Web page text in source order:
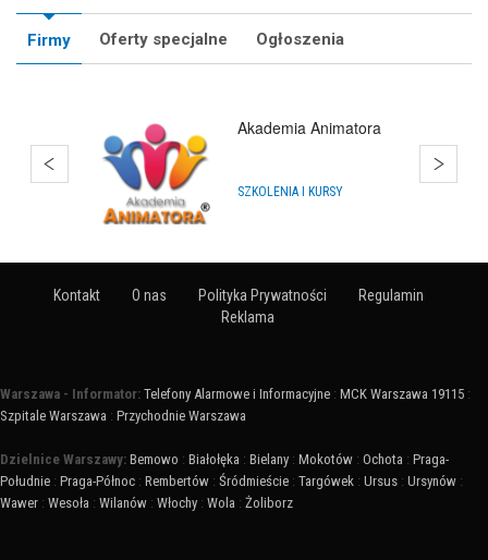
Firmy Oferty specjalne Ogłoszenia
Akademia Animatora
SZKOLENIA I KURSY
Kontakt O nas Polityka Prywatności
Regulamin
Reklama
Warszawa - Informator: Telefony Alarmowe i Informacyjne : MCK Warszawa 19115 :
Szpitale Warszawa : Przychodnie Warszawa
Dzielnice Warszawy: Bemowo : Białołęka : Bielany : Mokotów : Ochota : Praga-
Południe : Praga-Północ : Rembertów : Śródmieście : Targówek : Ursus : Ursynów :
Wawer : Wesoła : Wilanów : Włochy : Wola : Żoliborz